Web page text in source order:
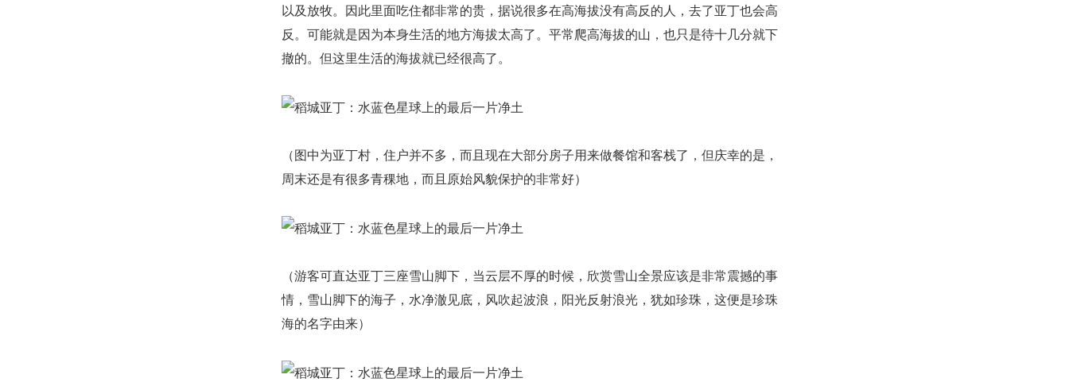
以及放牧。因此里面吃住都非常的贵，据说很多在高海拔没有高反的人，去了亚丁也会高
反。可能就是因为本身生活的地方海拔太高了。平常爬高海拔的山，也只是待十几分就下
撤的。但这里生活的海拔就已经很高了。
（图中为亚丁村，住户并不多，而且现在大部分房子用来做餐馆和客栈了，但庆幸的是，
周末还是有很多青稞地，而且原始风貌保护的非常好）
（游客可直达亚丁三座雪山脚下，当云层不厚的时候，欣赏雪山全景应该是非常震撼的事
情，雪山脚下的海子，水净澈见底，风吹起波浪，阳光反射浪光，犹如珍珠，这便是珍珠
海的名字由来）